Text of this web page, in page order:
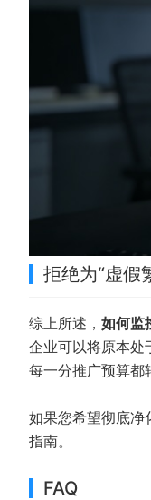
拒绝为“虚假
综上所述， 如何监
企业可以将原本处
每一分推广预算都
如果您希望彻底
指南。
FAQ